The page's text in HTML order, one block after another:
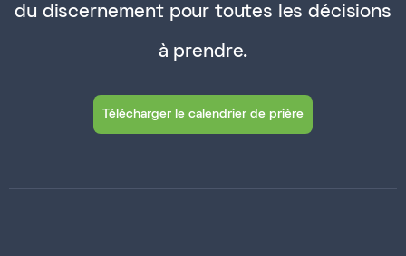
du discernement pour toutes les décisions
à prendre.
Télécharger le calendrier de prière